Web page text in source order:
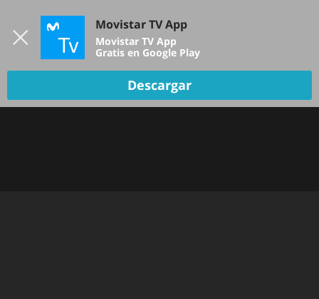
TV EN VIVO
Movistar TV App
Movistar TV App
Gratis en Google Play
Descargar